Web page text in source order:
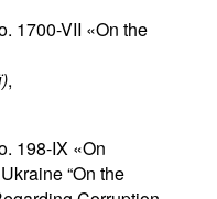
1700-VII «On the
),
198-IX «On
“On the